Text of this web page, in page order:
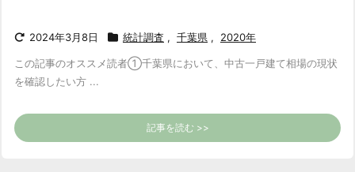
2024年3月8日 統計調査 , 千葉県 , 2020年
この記事のオススメ読者①千葉県において、中古一戸建て相場の現状
を確認したい方 ...
記事を読む >>